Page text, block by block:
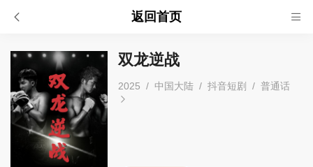
返回首页
双龙逆战
2025 / 中国大陆 / 抖音短剧 / 普通话